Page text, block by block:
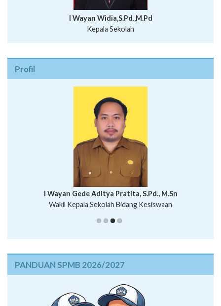
I Wayan Widia,S.Pd.,M.Pd
Kepala Sekolah
Profil
Putu Suhartana, S.Pd.
I Wayan Bawa Parmita, S.Pd
I Wayan Gede Aditya Pratita, S.Pd., M.Sn
Wakil Kepala Sekolah Bidang Kesiswaan
Ni Wayan Nopi Sutantri, S.Pd.
PANDUAN SPMB 2026/2027